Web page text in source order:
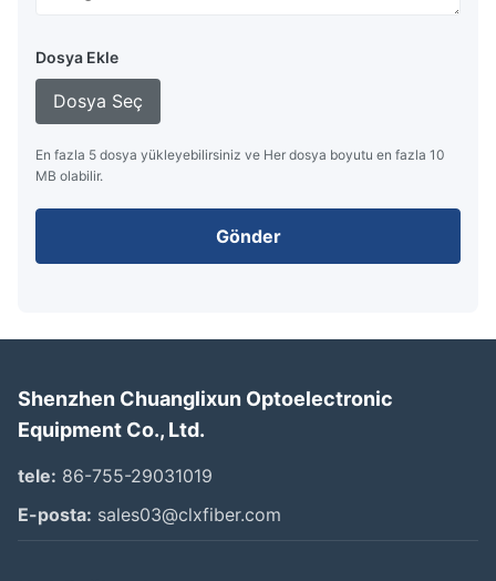
Dosya Ekle
Dosya Seç
En fazla 5 dosya yükleyebilirsiniz ve Her dosya boyutu en fazla 10
MB olabilir.
Gönder
Shenzhen Chuanglixun Optoelectronic
Equipment Co., Ltd.
tele: 86-755-29031019
E-posta: sales03@clxfiber.com